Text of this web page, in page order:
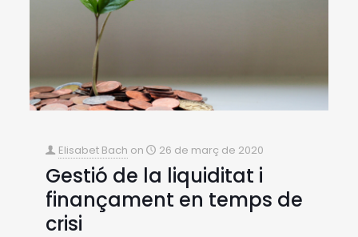
Elisabet Bach on 26 de març de 2020
Gestió de la liquiditat i
finançament en temps de
crisi